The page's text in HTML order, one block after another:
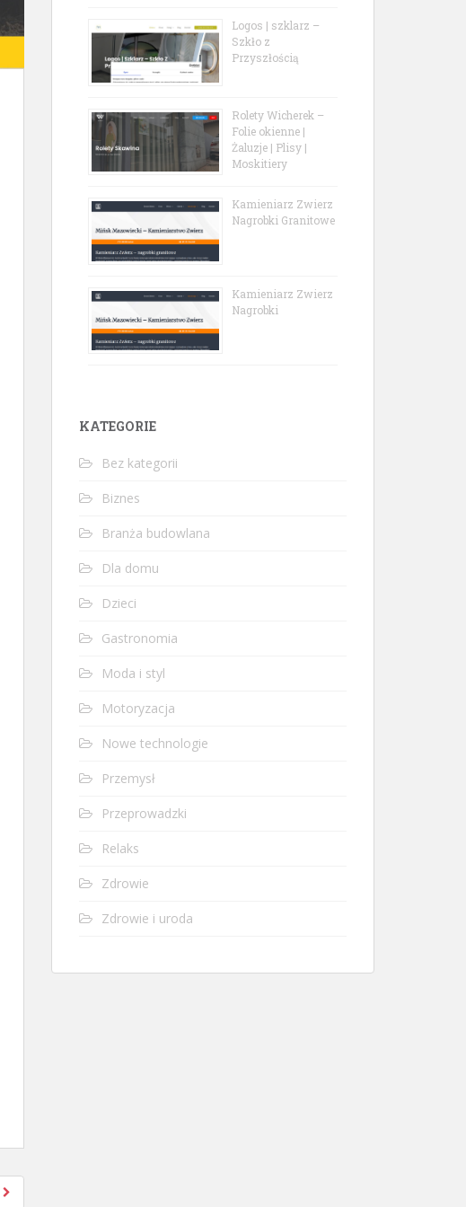
Logos | szklarz –
Szkło z
Przyszłością
Rolety Wicherek –
Folie okienne |
Żaluzje | Plisy |
Moskitiery
Kamieniarz Zwierz
Nagrobki Granitowe
Kamieniarz Zwierz
Nagrobki
KATEGORIE
Bez kategorii
Biznes
Branża budowlana
Dla domu
Dzieci
Gastronomia
Moda i styl
Motoryzacja
Nowe technologie
Przemysł
Przeprowadzki
Relaks
Zdrowie
Zdrowie i uroda